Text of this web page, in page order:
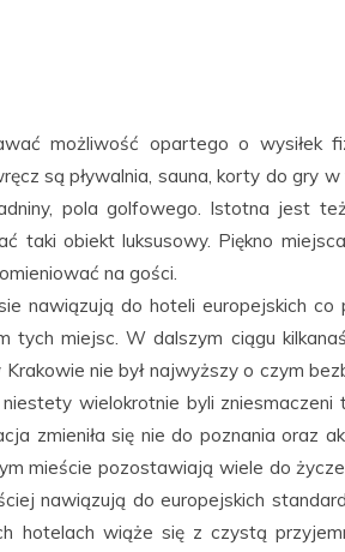
możliwość opartego o wysiłek
są pływalnia, sauna, korty do gry w
pola golfowego. Istotna jest
taki obiekt luksusowy. Piękno
na gości.
nawiązują do hoteli europejskich co
tych miejsc. W dalszym ciągu
nie był najwyższy o czym
wielokrotnie byli zniesmaczeni
zmieniła się nie do poznania oraz
mieście pozostawiają wiele do
nawiązują do europejskich
hotelach wiąże się z czystą